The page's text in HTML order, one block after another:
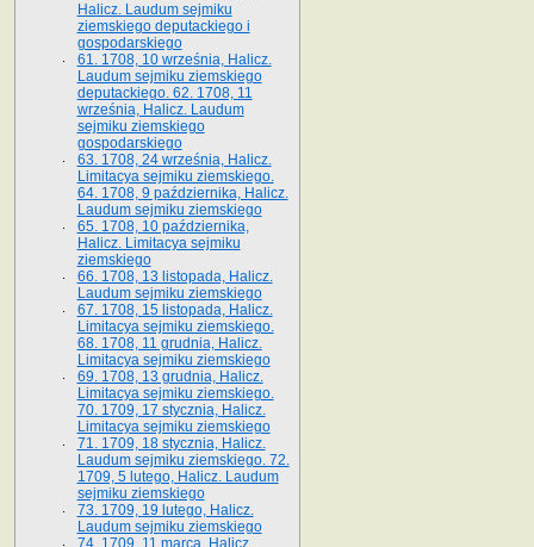
Halicz. Laudum sejmiku
ziemskiego deputackiego i
gospodarskiego
61. 1708, 10 września, Halicz.
Laudum sejmiku ziemskiego
deputackiego. 62. 1708, 11
września, Halicz. Laudum
sejmiku ziemskiego
gospodarskiego
63. 1708, 24 września, Halicz.
Limitacya sejmiku ziemskiego.
64. 1708, 9 października, Halicz.
Laudum sejmiku ziemskiego
65­. 1708, 10 października,
Halicz. Limitacya sejmiku
ziemskiego
66. 1708, 13 listopada, Halicz.
Laudum sejmiku ziemskiego
67. 1708, 15 listopada, Halicz.
Limitacya sejmiku ziemskiego.
68. 1708, 11 grudnia, Halicz.
Limitacya sejmiku ziemskiego
69. 1708, 13 grudnia, Halicz.
Limitacya sejmiku ziemskiego.
70. 1709, 17 stycznia, Halicz.
Limitacya sejmiku ziemskiego
71. 1709, 18 stycznia, Halicz.
Laudum sejmiku ziemskiego. 72.
1709, 5 lutego, Halicz. Laudum
sejmiku ziemskiego
73. 1709, 19 lutego, Halicz.
Laudum sejmiku ziemskiego
74. 1709, 11 marca, Halicz.